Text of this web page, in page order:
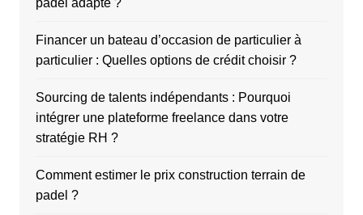
padel adapté ?
Financer un bateau d’occasion de particulier à
particulier : Quelles options de crédit choisir ?
Sourcing de talents indépendants : Pourquoi
intégrer une plateforme freelance dans votre
stratégie RH ?
Comment estimer le prix construction terrain de
padel ?